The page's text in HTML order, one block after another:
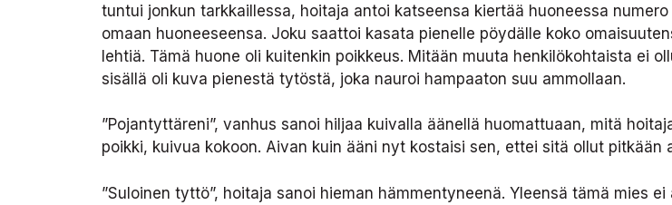
tuntui jonkun tarkkaillessa, hoitaja antoi katseensa kiertää huoneessa
omaan huoneeseensa. Joku saattoi kasata pienelle pöydälle koko
lehtiä. Tämä huone oli kuitenkin poikkeus. Mitään muuta henkilökohtaista ei
sisällä oli kuva pienestä tytöstä, joka nauroi hampaaton suu ammollaan.
”Pojantyttäreni”, vanhus sanoi hiljaa kuivalla äänellä huomattuaan, mitä
poikki, kuivua kokoon. Aivan kuin ääni nyt kostaisi sen, ettei sitä ollut
”Suloinen tyttö”, hoitaja sanoi hieman hämmentyneenä. Yleensä tämä mies